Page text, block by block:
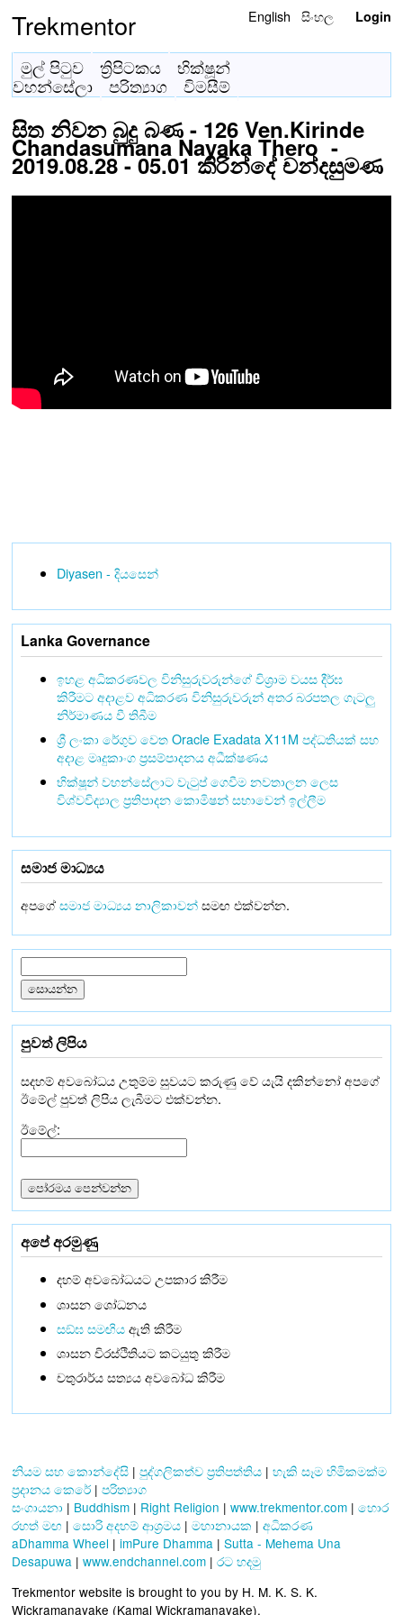
Trekmentor English සිංහල Login
මුල් පිටුව ත්‍රිපිටකය
භික්ෂූන්
වහන්සේලා
පරිත්‍යාග විමසීම්
සිත නිවන බුදු බණ - 126 Ven.Kirinde
Chandasumana Nayaka Thero -
2019.08.28 - 05.01 කිරින්දේ චන්දසුමණ
Diyasen - දියසෙන්
Lanka Governance
ඉහළ අධිකරණවල විනිසුරුවරුන්ගේ විශ්‍රාම වයස දීර්ඝ
කිරීමට අදාළව අධිකරණ විනිසුරුවරුන් අතර බරපතල ගැටලු
නිර්මාණය වී තිබීම
ශ්‍රී ලංකා රේගුව වෙත Oracle Exadata X11M පද්ධතියක් සහ
අදාළ මෘදුකාංග ප්‍රසම්පාදනය අධීක්ෂණය
භික්ෂූන් වහන්සේලාට වැටුප් ගෙවීම නවතාලන ලෙස
විශ්වවිද්‍යාල ප්‍රතිපාදන කොමිෂන් සභාවෙන් ඉල්ලීම
සමාජ මාධ්‍යය
අපගේසමාජ මාධ්‍යය නාලිකාවන්සමඟ එක්වන්න.
පුවත් ලිපිය
සදහම් අවබෝධය උතුම්ම සුවයට කරුණු වේ යැයි දකින්නෝ අපගේ
ඊමේල් පුවත් ලිපිය ලැබීමට එක්වන්න.
ඊමේල්:
අපේ අරමුණු
දහම් අවබෝධයට උපකාර කිරීම
ශාසන ශෝධනය
සඞ්‌ඝ සමඟියඇති කිරීම
ශාසන චිරස්ථිතියට කටයුතු කිරීම
චතුරාර්ය සත්‍යය අවබෝධ කිරීම
නියම සහ කොන්දේසි | පුද්ගලිකත්ව ප්‍රතිපත්තිය | හැකි සෑම හිමිකමක්ම
ප්‍රදානය කෙරේ | පරිත්‍යාග
සංගායනා | Buddhism | Right Religion | www.trekmentor.com | හොර
රහත් මඟ | සොරි අදහම් ආශ්‍රමය | මහානායක | අධිකරණ
aDhamma Wheel | imPure Dhamma | Sutta - Mehema Una
Desapuwa | www.endchannel.com | රට හදමු
Trekmentor website is brought to you by H. M. K. S. K.
Wickramanayake (Kamal Wickramanayake).